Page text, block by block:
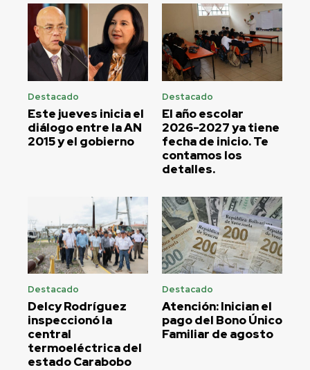
Destacado
Este jueves inicia el
diálogo entre la AN
2015 y el gobierno
Destacado
El año escolar
2026-2027 ya tiene
fecha de inicio. Te
contamos los
detalles.
Destacado
Delcy Rodríguez
inspeccionó la
central
termoeléctrica del
estado Carabobo
Destacado
Atención: Inician el
pago del Bono Único
Familiar de agosto